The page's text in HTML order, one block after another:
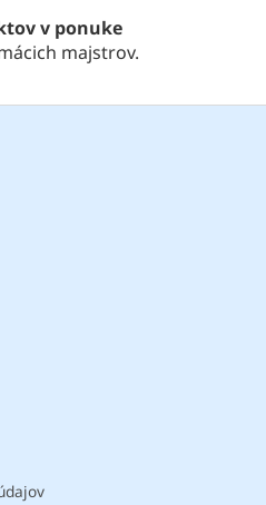
ý
p
i
u
v ponuke
majstrov.